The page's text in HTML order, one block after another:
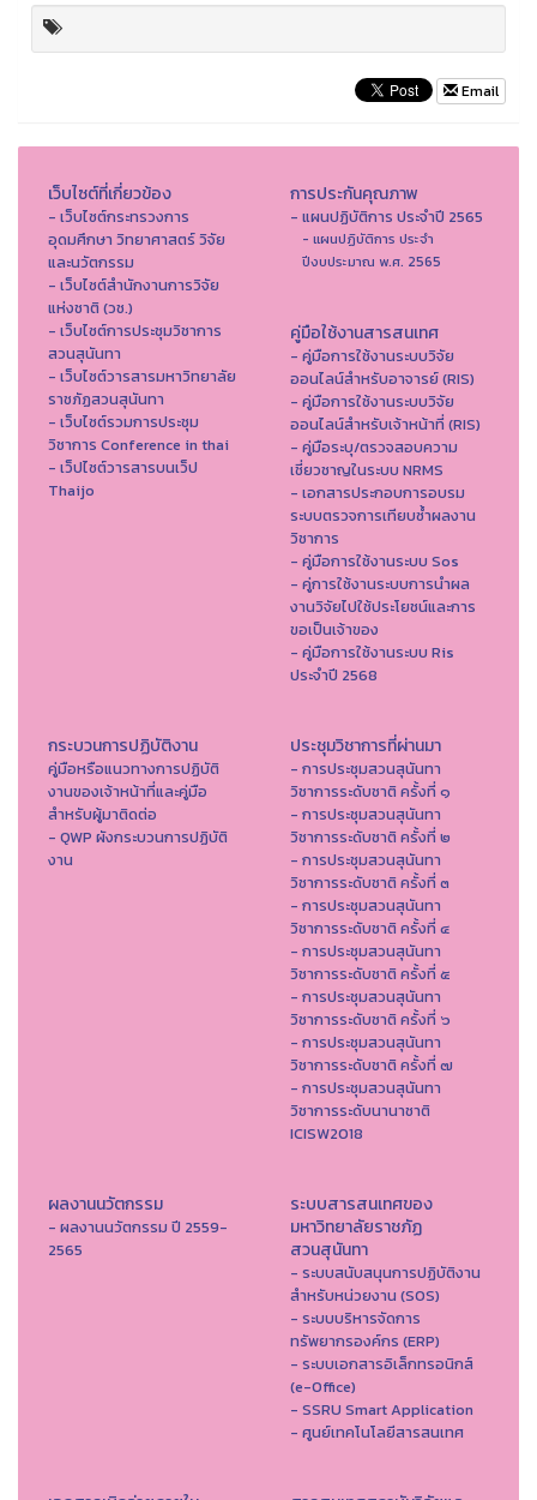
Email
เว็บไซต์ที่เกี่ยวข้อง
- เว็บไซต์กระทรวงการ
อุดมศึกษา วิทยาศาสตร์ วิจัย
และนวัตกรรม
- เว็บไซต์สำนักงานการวิจัย
แห่งชาติ (วช.)
- เว็บไซต์การประชุมวิชาการ
สวนสุนันทา
- เว็บไซต์วารสารมหาวิทยาลัย
ราชภัฏสวนสุนันทา
- เว็บไซต์รวมการประชุม
วิชาการ Conference in thai
- เว็ปไซต์วารสารบนเว็ป
Thaijo
การประกันคุณภาพ
- แผนปฏิบัติการ ประจำปี 2565
- แผนปฏิบัติการ ประจำ
ปีงบประมาณ พ.ศ. 2565
คู่มือใช้งานสารสนเทศ
- คู่มือการใช้งานระบบวิจัย
ออนไลน์สำหรับอาจารย์ (RIS)
- คู่มือการใช้งานระบบวิจัย
ออนไลน์สำหรับเจ้าหน้าที่ (RIS)
- คู่มือระบุ/ตรวจสอบความ
เชี่ยวชาญในระบบ NRMS
- เอกสารประกอบการอบรม
ระบบตรวจการเทียบซ้ำผลงาน
วิชาการ
- คู่มือการใช้งานระบบ Sos
- คู่การใช้งานระบบการนำผล
งานวิจัยไปใช้ประโยชน์และการ
ขอเป็นเจ้าของ
- คู่มือการใช้งานระบบ Ris
ประจำปี 2568
กระบวนการปฏิบัติงาน
คู่มือหรือแนวทางการปฏิบัติ
งานของเจ้าหน้าที่และคู่มือ
สำหรับผู้มาติดต่อ
- QWP ผังกระบวนการปฏิบัติ
งาน
ประชุมวิชาการที่ผ่านมา
- การประชุมสวนสุนันทา
วิชาการระดับชาติ ครั้งที่ ๑
- การประชุมสวนสุนันทา
วิชาการระดับชาติ ครั้งที่ ๒
- การประชุมสวนสุนันทา
วิชาการระดับชาติ ครั้งที่ ๓
- การประชุมสวนสุนันทา
วิชาการระดับชาติ ครั้งที่ ๔
- การประชุมสวนสุนันทา
วิชาการระดับชาติ ครั้งที่ ๕
- การประชุมสวนสุนันทา
วิชาการระดับชาติ ครั้งที่ ๖
- การประชุมสวนสุนันทา
วิชาการระดับชาติ ครั้งที่ ๗
- การประชุมสวนสุนันทา
วิชาการระดับนานาชาติ
ICISW2018
ผลงานนวัตกรรม
- ผลงานนวัตกรรม ปี 2559-
2565
ระบบสารสนเทศของ
มหาวิทยาลัยราชภัฏ
สวนสุนันทา
- ระบบสนับสนุนการปฏิบัติงาน
สำหรับหน่วยงาน (SOS)
- ระบบบริหารจัดการ
ทรัพยากรองค์กร (ERP)
- ระบบเอกสารอิเล็กทรอนิกส์
(e-Office)
- SSRU Smart Application
- ศูนย์เทคโนโลยีสารสนเทศ